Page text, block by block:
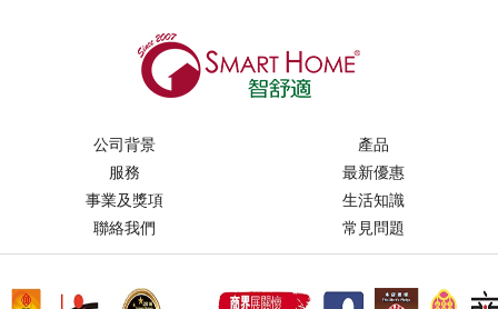
公司背景
產品
服務
最新優惠
事業及獎項
生活知識
聯絡我們
常見問題